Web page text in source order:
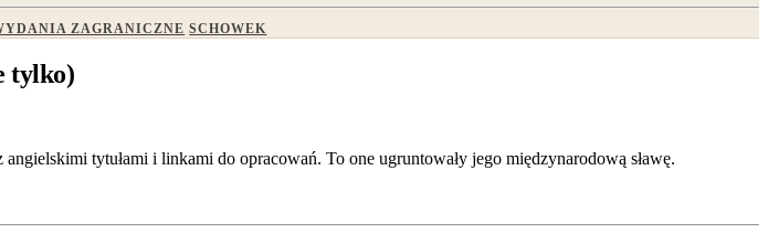
ZAGRANICZNE SCHOWEK
tylko)
tytułami i linkami do opracowań. To one ugruntowały jego międzynarodową sławę.